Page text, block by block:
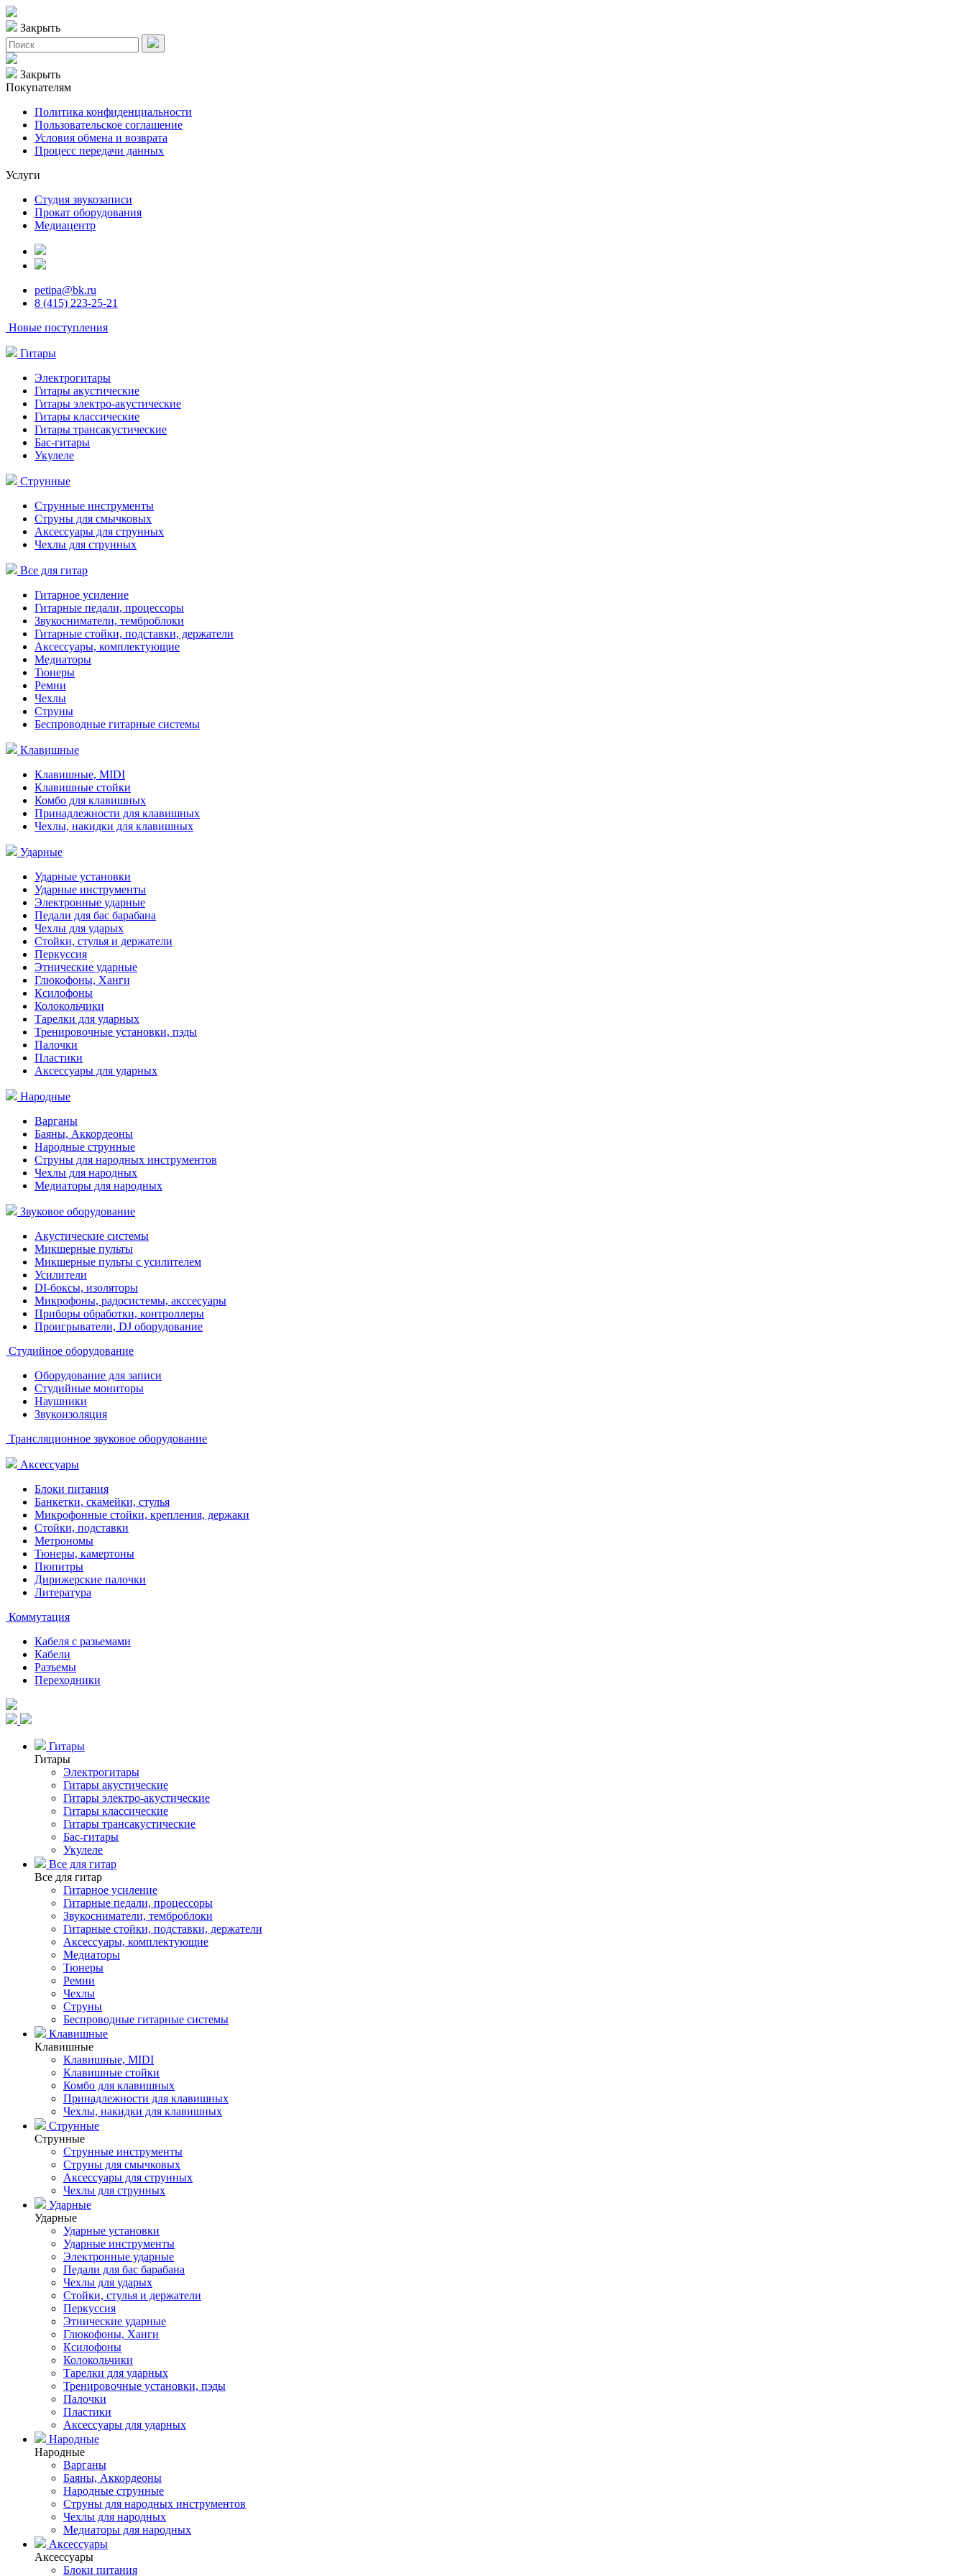
Закрыть
Закрыть
Покупателям
Политика конфиденциальности
Пользовательское соглашение
Условия обмена и возврата
Процесс передачи данных
Услуги
Студия звукозаписи
Прокат оборудования
Медиацентр
petipa@bk.ru
8 (415) 223-25-21
Новые поступления
Гитары
Электрогитары
Гитары акустические
Гитары электро-акустические
Гитары классические
Гитары трансакустические
Бас-гитары
Укулеле
Струнные
Струнные инструменты
Струны для смычковых
Аксессуары для струнных
Чехлы для струнных
Все для гитар
Гитарное усиление
Гитарные педали, процессоры
Звукосниматели, темброблоки
Гитарные стойки, подставки, держатели
Аксессуары, комплектующие
Медиаторы
Тюнеры
Ремни
Чехлы
Струны
Беспроводные гитарные системы
Клавишные
Клавишные, MIDI
Клавишные стойки
Комбо для клавишных
Принадлежности для клавишных
Чехлы, накидки для клавишных
Ударные
Ударные установки
Ударные инструменты
Электронные ударные
Педали для бас барабана
Чехлы для ударых
Стойки, стулья и держатели
Перкуссия
Этнические ударные
Глюкофоны, Ханги
Ксилофоны
Колокольчики
Тарелки для ударных
Тренировочные установки, пэды
Палочки
Пластики
Аксессуары для ударных
Народные
Варганы
Баяны, Аккордеоны
Народные струнные
Струны для народных инструментов
Чехлы для народных
Медиаторы для народных
Звуковое оборудование
Акустические системы
Микшерные пульты
Микшерные пульты с усилителем
Усилители
DI-боксы, изоляторы
Микрофоны, радосистемы, акссесуары
Приборы обработки, контроллеры
Проигрыватели, DJ оборудование
Студийное оборудование
Оборудование для записи
Студийные мониторы
Наушники
Звукоизоляция
Трансляционное звуковое оборудование
Аксессуары
Блоки питания
Банкетки, скамейки, стулья
Микрофонные стойки, крепления, держаки
Стойки, подставки
Метрономы
Тюнеры, камертоны
Пюпитры
Дирижерские палочки
Литература
Коммутация
Кабеля с разьемами
Кабели
Разъемы
Переходники
Гитары
Гитары
Электрогитары
Гитары акустические
Гитары электро-акустические
Гитары классические
Гитары трансакустические
Бас-гитары
Укулеле
Все для гитар
Все для гитар
Гитарное усиление
Гитарные педали, процессоры
Звукосниматели, темброблоки
Гитарные стойки, подставки, держатели
Аксессуары, комплектующие
Медиаторы
Тюнеры
Ремни
Чехлы
Струны
Беспроводные гитарные системы
Клавишные
Клавишные
Клавишные, MIDI
Клавишные стойки
Комбо для клавишных
Принадлежности для клавишных
Чехлы, накидки для клавишных
Струнные
Струнные
Струнные инструменты
Струны для смычковых
Аксессуары для струнных
Чехлы для струнных
Ударные
Ударные
Ударные установки
Ударные инструменты
Электронные ударные
Педали для бас барабана
Чехлы для ударых
Стойки, стулья и держатели
Перкуссия
Этнические ударные
Глюкофоны, Ханги
Ксилофоны
Колокольчики
Тарелки для ударных
Тренировочные установки, пэды
Палочки
Пластики
Аксессуары для ударных
Народные
Народные
Варганы
Баяны, Аккордеоны
Народные струнные
Струны для народных инструментов
Чехлы для народных
Медиаторы для народных
Аксессуары
Аксессуары
Блоки питания